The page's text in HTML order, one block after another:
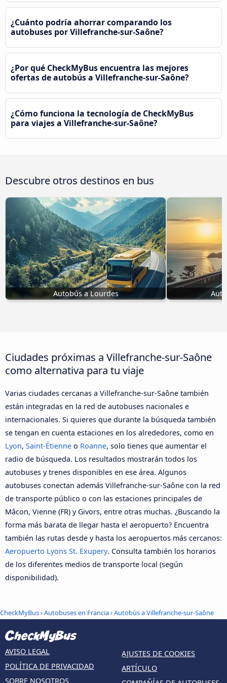
¿Cuánto podría ahorrar comparando los
autobuses por Villefranche-sur-Saône?
¿Por qué CheckMyBus encuentra las mejores
ofertas de autobús a Villefranche-sur-Saône?
¿Cómo funciona la tecnología de CheckMyBus
para viajes a Villefranche-sur-Saône?
Descubre otros destinos en bus
Autobús a Lourdes
Ciudades próximas a Villefranche-sur-Saône
como alternativa para tu viaje
Varias ciudades cercanas a Villefranche-sur-Saône también
están integradas en la red de autobuses nacionales e
internacionales. Si quieres que durante la búsqueda también
se tengan en cuenta estaciones en los alrededores, como en
Lyon, Saint-Étienne o Roanne, solo tienes que aumentar el
radio de búsqueda. Los resultados mostrarán todos los
autobuses y trenes disponibles en ese área. Algunos
autobuses conectan además Villefranche-sur-Saône con la red
de transporte público o con las estaciones principales de
Mâcon, Vienne (FR) y Givors, entre otras muchas. ¿Buscando la
forma más barata de llegar hasta el aeropuerto? Encuentra
también las rutas desde y hasta los aeropuertos más cercanos:
Aeropuerto Lyons St. Exupery. Consulta también los horarios
de los diferentes medios de transporte local (según
disponibilidad).
CheckMyBus›Autobuses en Francia› Autobús a Villefranche-sur-Saône
AVISO LEGAL
POLÍTICA DE PRIVACIDAD
SOBRE NOSOTROS
AJUSTES DE COOKIES
ARTÍCULO